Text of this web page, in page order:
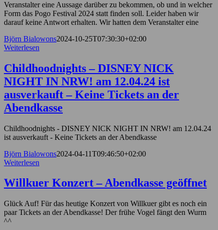
Veranstalter eine Aussage darüber zu bekommen, ob und in welcher
Form das Pogo Festival 2024 statt finden soll. Leider haben wir
darauf keine Antwort erhalten. Wir hatten dem Veranstalter eine
Björn Bialowons2024-10-25T07:30:30+02:00
Weiterlesen
Childhoodnights – DISNEY NICK
NIGHT IN NRW! am 12.04.24 ist
ausverkauft – Keine Tickets an der
Abendkasse
Childhoodnights - DISNEY NICK NIGHT IN NRW! am 12.04.24
ist ausverkauft - Keine Tickets an der Abendkasse
Björn Bialowons2024-04-11T09:46:50+02:00
Weiterlesen
Willkuer Konzert – Abendkasse geöffnet
Glück Auf! Für das heutige Konzert von Willkuer gibt es noch ein
paar Tickets an der Abendkasse! Der frühe Vogel fängt den Wurm
^^